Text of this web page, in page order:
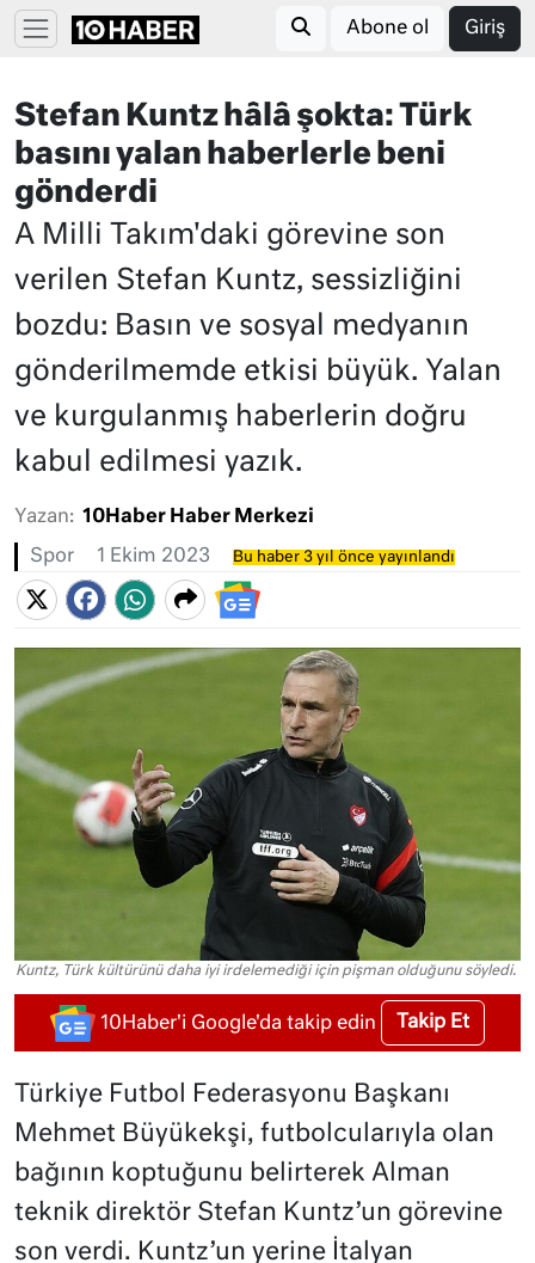
Abone ol Giriş
Stefan Kuntz hâlâ şokta: Türk
basını yalan haberlerle beni
gönderdi
A Milli Takım'daki görevine son
verilen Stefan Kuntz, sessizliğini
bozdu: Basın ve sosyal medyanın
gönderilmemde etkisi büyük. Yalan
ve kurgulanmış haberlerin doğru
kabul edilmesi yazık.
Yazan: 10Haber Haber Merkezi
Spor 1 Ekim 2023 Bu haber 3 yıl önce yayınlandı
Kuntz, Türk kültürünü daha iyi irdelemediği için pişman olduğunu söyledi.
10Haber'i Google'da takip edin Takip Et
Türkiye Futbol Federasyonu Başkanı
Mehmet Büyükekşi, futbolcularıyla olan
bağının koptuğunu belirterek Alman
teknik direktör Stefan Kuntz’un görevine
son verdi. Kuntz’un yerine İtalyan